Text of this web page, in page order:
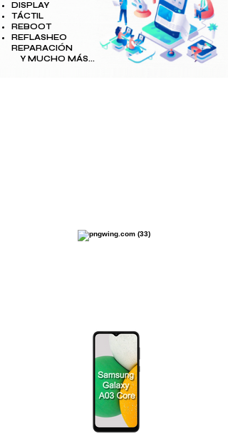
DISPLAY
TÁCTIL
REBOOT
REFLASHEO
REPARACIÓN
Y MUCHO MÁS...